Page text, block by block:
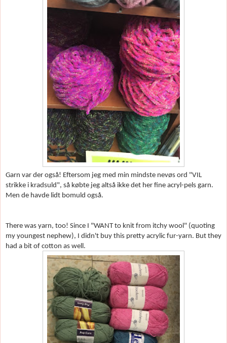
Garn var der også! Eftersom jeg med min mindste nevøs ord "VIL
strikke i kradsuld", så købte jeg altså ikke det her fine acryl-pels garn.
Men de havde lidt bomuld også.
There was yarn, too! Since I "WANT to knit from itchy wool" (quoting
my youngest nephew), I didn't buy this pretty acrylic fur-yarn. But they
had a bit of cotton as well.